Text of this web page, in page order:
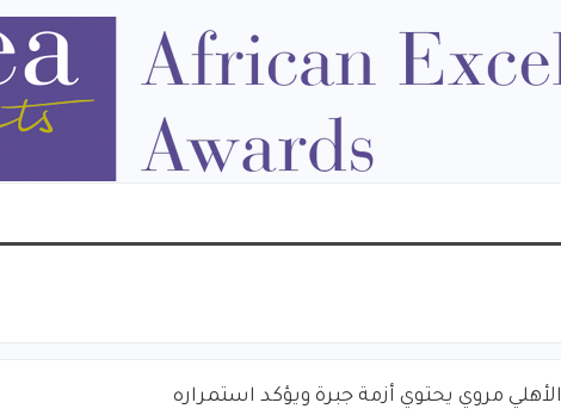
الأهلي مروي يحتوي أزمة جبرة ويؤكد استمراره